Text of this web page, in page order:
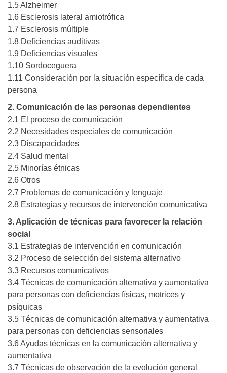
1.5 Alzheimer
1.6 Esclerosis lateral amiotrófica
1.7 Esclerosis múltiple
1.8 Deficiencias auditivas
1.9 Deficiencias visuales
1.10 Sordoceguera
1.11 Consideración por la situación específica de cada
persona
2. Comunicación de las personas dependientes
2.1 El proceso de comunicación
2.2 Necesidades especiales de comunicación
2.3 Discapacidades
2.4 Salud mental
2.5 Minorías étnicas
2.6 Otros
2.7 Problemas de comunicación y lenguaje
2.8 Estrategias y recursos de intervención comunicativa
3. Aplicación de técnicas para favorecer la relación
social
3.1 Estrategias de intervención en comunicación
3.2 Proceso de selección del sistema alternativo
3.3 Recursos comunicativos
3.4 Técnicas de comunicación alternativa y aumentativa
para personas con deficiencias físicas, motrices y
psíquicas
3.5 Técnicas de comunicación alternativa y aumentativa
para personas con deficiencias sensoriales
3.6 Ayudas técnicas en la comunicación alternativa y
aumentativa
3.7 Técnicas de observación de la evolución general